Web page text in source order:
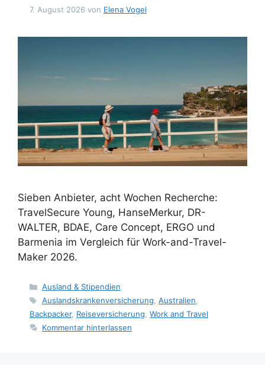
7. August 2026 von Elena Vogel
Sieben Anbieter, acht Wochen Recherche:
TravelSecure Young, HanseMerkur, DR-
WALTER, BDAE, Care Concept, ERGO und
Barmenia im Vergleich für Work-and-Travel-
Maker 2026.
Kategorien
Ausland & Stipendien
Schlagwörter
Auslandskrankenversicherung, Australien,
Backpacker, Reiseversicherung, Work and Travel
Kommentar hinterlassen